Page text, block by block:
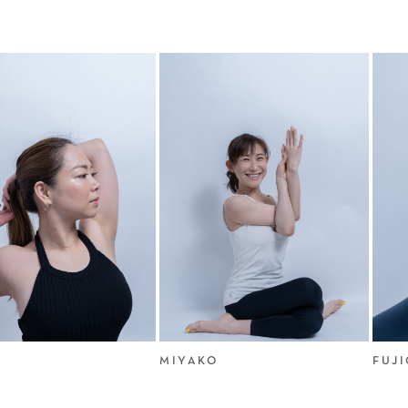
MIYAKO FUJIO